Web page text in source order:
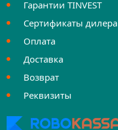
Гарантии TINVEST
Сертификаты дилера
Оплата
Доставка
Возврат
Реквизиты